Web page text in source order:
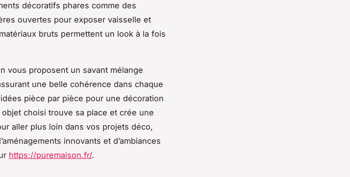
décoratifs phares comme des
ouvertes pour exposer vaisselle et
bruts permettent un look à la fois
vous proposent un savant mélange
une belle cohérence dans chaque
idées pièce par pièce pour une décoration
choisi trouve sa place et crée une
aller plus loin dans vos projets déco,
innovants et d’ambiances
https://puremaison.fr/.